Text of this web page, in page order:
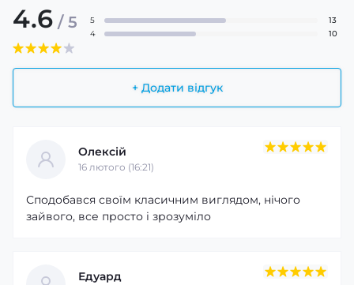
4.6 / 5
+ Додати відгук
5
13
4
10
Олексій
16 лютого (16:21)
Сподобався своїм класичним виглядом, нічого
зайвого, все просто і зрозуміло
Едуард